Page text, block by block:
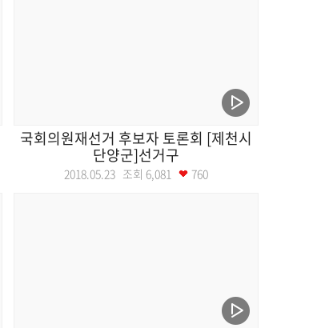
국회의원재선거 후보자 토론회 [제천시
단양군]선거구
2018.05.23 조회 6,081 760